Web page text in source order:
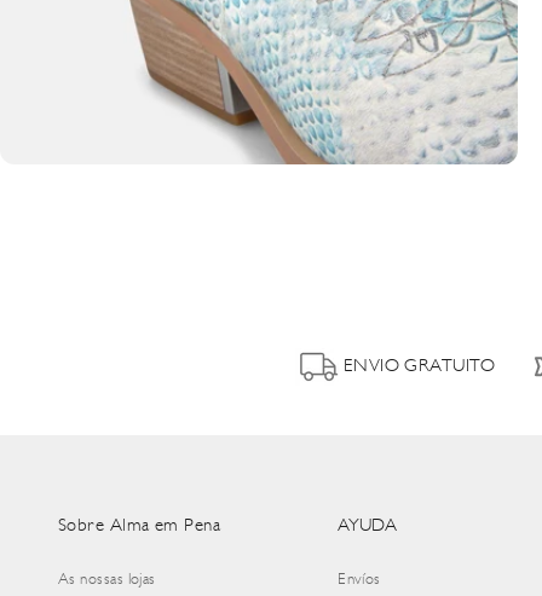
ENVIO GRATUITO
Sobre Alma em Pena
As nossas lojas
AYUDA
Envíos